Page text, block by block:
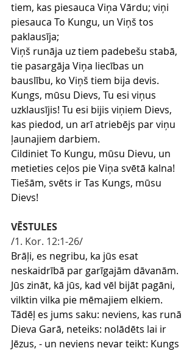
tiem, kas piesauca Viņa Vārdu; viņi
piesauca To Kungu, un Viņš tos
paklausīja;
Viņš runāja uz tiem padebešu stabā,
tie pasargāja Viņa liecības un
bauslību, ko Viņš tiem bija devis.
Kungs, mūsu Dievs, Tu esi viņus
uzklausījis! Tu esi bijis viņiem Dievs,
kas piedod, un arī atriebējs par viņu
ļaunajiem darbiem.
Cildiniet To Kungu, mūsu Dievu, un
metieties ceļos pie Viņa svētā kalna!
Tiešām, svēts ir Tas Kungs, mūsu
Dievs!
VĒSTULES
/1. Kor. 12:1-26/
Brāļi, es negribu, ka jūs esat
neskaidrībā par garīgajām dāvanām.
Jūs zināt, kā jūs, kad vēl bijāt pagāni,
vilktin vilka pie mēmajiem elkiem.
Tādēļ es jums saku: neviens, kas runā
Dieva Garā, neteiks: nolādēts lai ir
Jēzus, - un neviens nevar teikt: Kungs